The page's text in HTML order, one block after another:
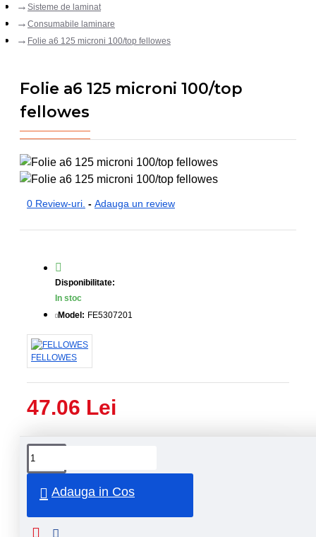
Sisteme de laminat
Consumabile laminare
Folie a6 125 microni 100/top fellowes
Folie a6 125 microni 100/top
fellowes
0 Review-uri. - Adauga un review
47.06 Lei
Disponibilitate:
In stoc
Model: FE5307201
FELLOWES
Adauga in Cos
curier